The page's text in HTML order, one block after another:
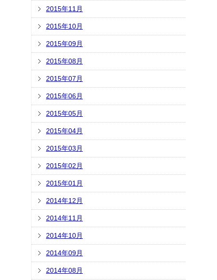
2015年11月
2015年10月
2015年09月
2015年08月
2015年07月
2015年06月
2015年05月
2015年04月
2015年03月
2015年02月
2015年01月
2014年12月
2014年11月
2014年10月
2014年09月
2014年08月